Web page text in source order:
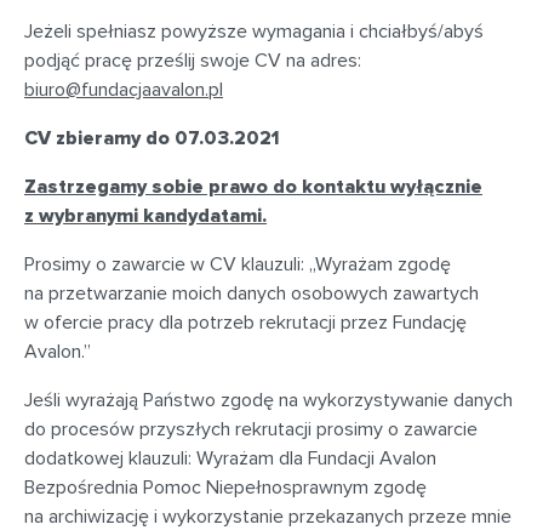
Jeżeli spełniasz powyższe wymagania i chciałbyś/abyś
podjąć pracę prześlij swoje CV na adres:
biuro@fundacjaavalon.pl
CV zbieramy do 07.03.2021
Zastrzegamy sobie prawo do kontaktu wyłącznie
z wybranymi kandydatami.
Prosimy o zawarcie w CV klauzuli: „Wyrażam zgodę
na przetwarzanie moich danych osobowych zawartych
w ofercie pracy dla potrzeb rekrutacji przez Fundację
Avalon.”
Jeśli wyrażają Państwo zgodę na wykorzystywanie danych
do procesów przyszłych rekrutacji prosimy o zawarcie
dodatkowej klauzuli: Wyrażam dla Fundacji Avalon
Bezpośrednia Pomoc Niepełnosprawnym zgodę
na archiwizację i wykorzystanie przekazanych przeze mnie